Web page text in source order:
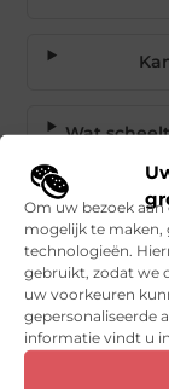
Om uw bezoek
mogelijk te maken,
technologieën.
gebruikt, zodat we
uw voorkeuren
gepersonaliseerde
informatie vindt u
Wat
Goed artikel?
X
(Twitter)